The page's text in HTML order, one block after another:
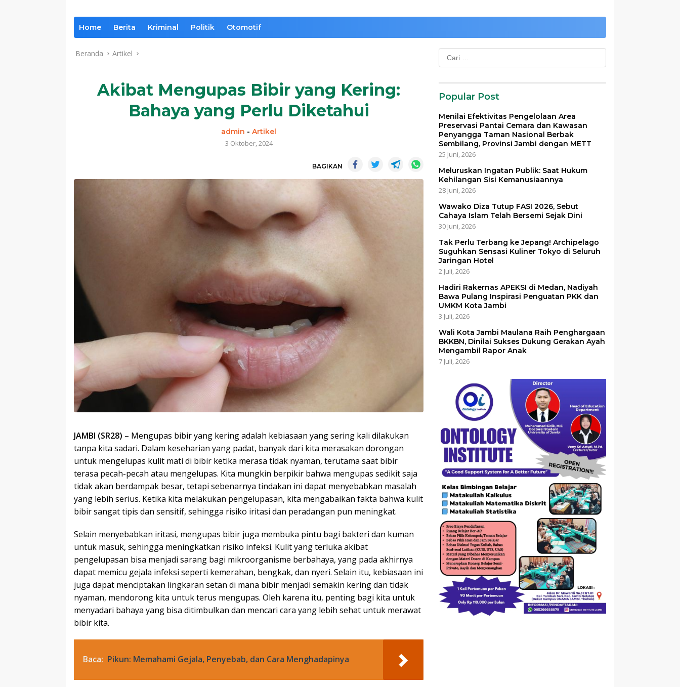
Home Berita Kriminal Politik Otomotif
Beranda Artikel
Akibat Mengupas Bibir yang Kering:
Bahaya yang Perlu Diketahui
admin -Artikel
3 Oktober, 2024
Komentar
BAGIKAN
JAMBI (SR28) – Mengupas bibir yang kering adalah kebiasaan yang sering kali dilakukan
tanpa kita sadari. Dalam keseharian yang padat, banyak dari kita merasakan dorongan
untuk mengelupas kulit mati di bibir ketika merasa tidak nyaman, terutama saat bibir
terasa pecah-pecah atau mengelupas. Kita mungkin berpikir bahwa mengupas sedikit saja
tidak akan berdampak besar, tetapi sebenarnya tindakan ini dapat menyebabkan masalah
yang lebih serius. Ketika kita melakukan pengelupasan, kita mengabaikan fakta bahwa kulit
bibir sangat tipis dan sensitif, sehingga risiko iritasi dan peradangan pun meningkat.
Selain menyebabkan iritasi, mengupas bibir juga membuka pintu bagi bakteri dan kuman
untuk masuk, sehingga meningkatkan risiko infeksi. Kulit yang terluka akibat
pengelupasan bisa menjadi sarang bagi mikroorganisme berbahaya, yang pada akhirnya
dapat memicu gejala infeksi seperti kemerahan, bengkak, dan nyeri. Selain itu, kebiasaan ini
juga dapat menciptakan lingkaran setan di mana bibir menjadi semakin kering dan tidak
nyaman, mendorong kita untuk terus mengupas. Oleh karena itu, penting bagi kita untuk
menyadari bahaya yang bisa ditimbulkan dan mencari cara yang lebih sehat untuk merawat
bibir kita.
Baca: Pikun: Memahami Gejala, Penyebab, dan Cara Menghadapinya
Cari
untuk:
Popular Post
Menilai Efektivitas Pengelolaan Area
Preservasi Pantai Cemara dan Kawasan
Penyangga Taman Nasional Berbak
Sembilang, Provinsi Jambi dengan METT
25 Juni, 2026
Meluruskan Ingatan Publik: Saat Hukum
Kehilangan Sisi Kemanusiaannya
28 Juni, 2026
Wawako Diza Tutup FASI 2026, Sebut
Cahaya Islam Telah Bersemi Sejak Dini
30 Juni, 2026
Tak Perlu Terbang ke Jepang! Archipelago
Suguhkan Sensasi Kuliner Tokyo di Seluruh
Jaringan Hotel
2 Juli, 2026
Hadiri Rakernas APEKSI di Medan, Nadiyah
Bawa Pulang Inspirasi Penguatan PKK dan
UMKM Kota Jambi
3 Juli, 2026
Wali Kota Jambi Maulana Raih Penghargaan
BKKBN, Dinilai Sukses Dukung Gerakan Ayah
Mengambil Rapor Anak
7 Juli, 2026